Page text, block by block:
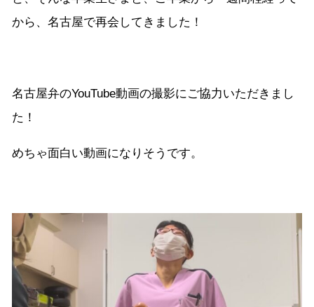
から、名古屋で再会してきました！
名古屋弁のYouTube動画の撮影にご協力いただきまし
た！
めちゃ面白い動画になりそうです。